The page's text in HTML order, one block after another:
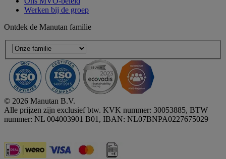
Werken bij de groep
Ontdek de Manutan familie
© 2026 Manutan B.V.
Alle prijzen zijn exclusief btw. KVK nummer: 30053885, BTW
nummer: NL 004003901 B01, IBAN: NL07BNPA0227675029